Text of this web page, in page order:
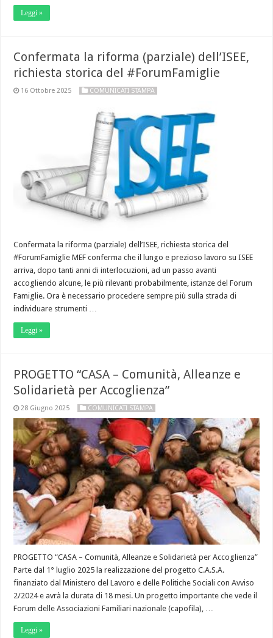
Leggi »
Confermata la riforma (parziale) dell’ISEE,
richiesta storica del #ForumFamiglie
16 Ottobre 2025 COMUNICATI STAMPA
Confermata la riforma (parziale) dell’ISEE, richiesta storica del
#ForumFamiglie MEF conferma che il lungo e prezioso lavoro su ISEE
arriva, dopo tanti anni di interlocuzioni, ad un passo avanti
accogliendo alcune, le più rilevanti probabilmente, istanze del Forum
Famiglie. Ora è necessario procedere sempre più sulla strada di
individuare strumenti …
Leggi »
PROGETTO “CASA – Comunità, Alleanze e
Solidarietà per Accoglienza”
28 Giugno 2025 COMUNICATI STAMPA
PROGETTO “CASA – Comunità, Alleanze e Solidarietà per Accoglienza”
Parte dal 1° luglio 2025 la realizzazione del progetto C.A.S.A.
finanziato dal Ministero del Lavoro e delle Politiche Sociali con Avviso
2/2024 e avrà la durata di 18 mesi. Un progetto importante che vede il
Forum delle Associazioni Familiari nazionale (capofila), …
Leggi »